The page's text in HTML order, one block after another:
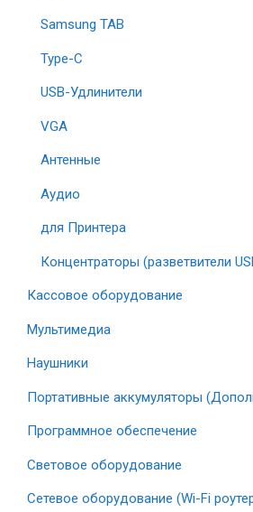
Samsung TAB
Type-C
USB-Удлинители
VGA
Антенные
Аудио
для Принтера
Концентраторы (разветвители
Кассовое оборудование
Мультимедиа
Наушники
Портативные аккумуляторы
Программное обеспечение
Световое оборудование
Сетевое оборудование (Wi-Fi